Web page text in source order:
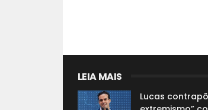
LEIA MAIS
Lucas